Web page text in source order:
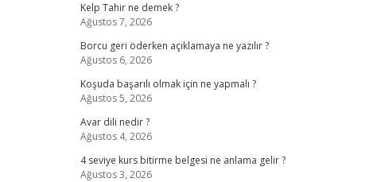
Kelp Tahir ne demek ?
Ağustos 7, 2026
Borcu geri öderken açıklamaya ne yazılır ?
Ağustos 6, 2026
Koşuda başarılı olmak için ne yapmalı ?
Ağustos 5, 2026
Avar dili nedir ?
Ağustos 4, 2026
4 seviye kurs bitirme belgesi ne anlama gelir ?
Ağustos 3, 2026